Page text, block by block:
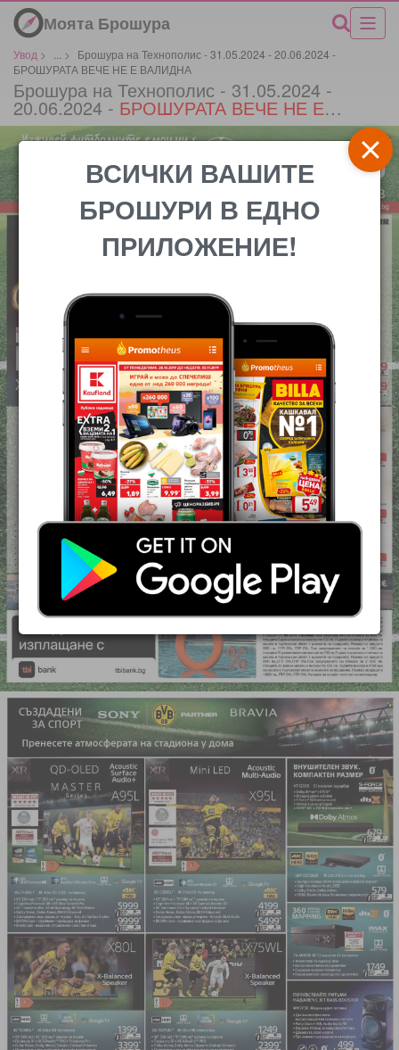
Моята Брошура
Увод > >
Брошура на Технополис - 31.05.2024 - 20.06.2024 -
БРОШУРАТА ВЕЧЕ НЕ Е ВАЛИДНА
Брошура на Технополис - 31.05.2024 -
20.06.2024 - БРОШУРАТА ВЕЧЕ НЕ Е
ВАЛИДНА *
ВСИЧКИ ВАШИТЕ
БРОШУРИ В ЕДНО
ПРИЛОЖЕНИЕ!